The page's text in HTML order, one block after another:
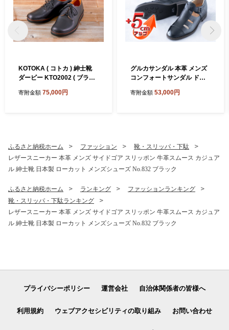
KOTOKA ( コトカ ) 紳士靴
ダービー KTO2002 ( ブラッ
寄附金額 75,000円
グルカサンダル 本革 メンズ
コンフォートサンダル ドラ
ットシューズ 牛革 ソフトシ
寄附金額 53,000円
ふるさと納税ホーム ファッション
靴・スリッパ・下駄
レザースニーカー 本革 メンズ サイドゴア スリッポン 牛革スムース カジュア
ル 紳士靴 日本製 ローカット メンズシューズ No.832 ブラック
ふるさと納税ホーム ランキング
ファッションランキング
靴・スリッパ・下駄ランキング
レザースニーカー 本革 メンズ サイドゴア スリッポン 牛革スムース カジュア
ル 紳士靴 日本製 ローカット メンズシューズ No.832 ブラック
プライバシーポリシー 運営会社 自治体関係者の皆様へ
利用規約 ウェブアクセシビリティの取り組み お問い合わせ